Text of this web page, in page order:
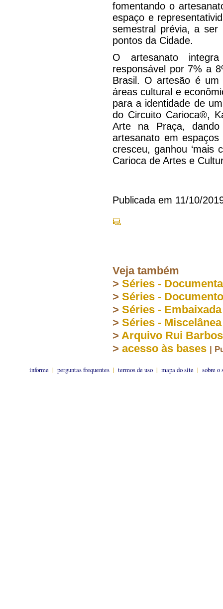
fomentando o
espaço e
semestral prévia, a ser
pontos da Cidade.
O artesanato
responsável por 7% a
Brasil. O artesão é um
áreas cultural e
para a identidade de
do Circuito Carioca®,
Arte na Praça,
artesanato em
cresceu, ganhou ‘mais
Carioca de Artes e
Publicada em 11/10/
Veja também
> Séries -
> Séries -
> Séries -
> Séries - Miscelânea
> Arquivo Rui
> acesso às bases |
informe | perguntas frequentes | termos de uso | mapa do site | sobre o